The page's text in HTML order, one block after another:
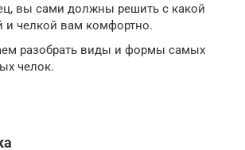
вы сами должны решить с какой
и челкой вам комфортно.
разобрать виды и формы самых
челок.